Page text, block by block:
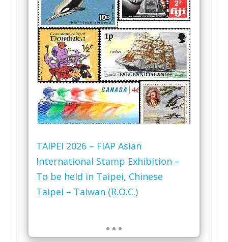
TAIPEI 2026 – FIAP Asian
International Stamp Exhibition –
To be held in Taipei, Chinese
Taipei – Taiwan (R.O.C.)
…